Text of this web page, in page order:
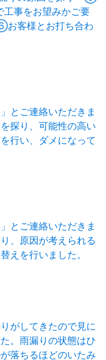
事をお望みかご要
客様とお打ち合わ
とご連絡いただきま
探り、可能性の高い
行い、ダメになって
とご連絡いただきま
、原因が考えられる
えを行いました。
がしてきたので見に
。雨漏りの状態はひ
落ちるほどのいたみ